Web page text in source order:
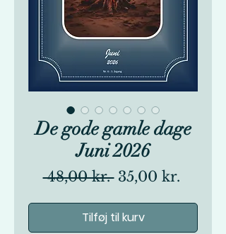
De gode gamle dage
Juni 2026
48,00 kr. Regulær
35,00 kr.
Tilføj til kurv